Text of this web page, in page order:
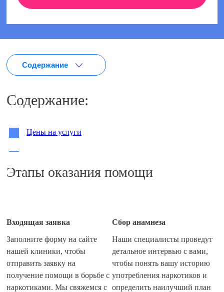
Содержание
Содержание:
Цены на услуги
Эффективность кодирования от наркомании
Преимущества лечения в нашей наркологической
Этапы оказания помощи
Входящая заявка
Заполните форму на сайте
нашей клиники, чтобы
отправить заявку на
получение помощи в борьбе с
наркотиками. Мы свяжемся с
Сбор анамнеза
Наши специалисты проведут
детальное интервью с вами,
чтобы понять вашу историю
употребления наркотиков и
определить наилучший план